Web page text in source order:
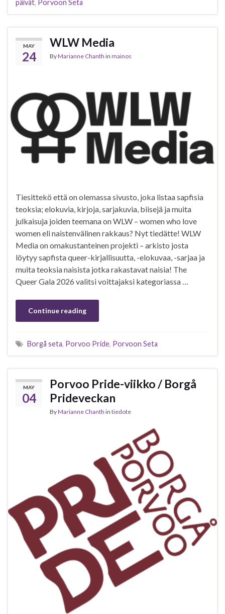
päivät, Porvoon Seta
MAY
24
WLW Media
ByMarianne Chanth in mainos
Tiesittekö että on olemassa sivusto, joka listaa sapfisia
teoksia; elokuvia, kirjoja, sarjakuvia, biisejä ja muita
julkaisuja joiden teemana on WLW – women who love
women eli naistenvälinen rakkaus? Nyt tiedätte! WLW
Media on omakustanteinen projekti – arkisto josta
löytyy sapfista queer-kirjallisuutta, -elokuvaa, -sarjaa ja
muita teoksia naisista jotka rakastavat naisia! The
Queer Gala 2026 valitsi voittajaksi kategoriassa …
Continue reading
Borgå seta, Porvoo Pride, Porvoon Seta
MAY
04
Porvoo Pride-viikko / Borgå
Prideveckan
ByMarianne Chanth in tiedote